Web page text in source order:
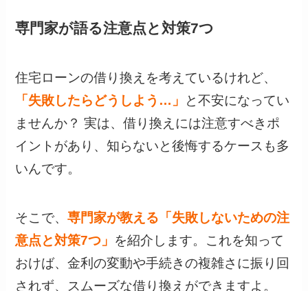
専門家が語る注意点と対策7つ
住宅ローンの借り換えを考えているけれど、
「失敗したらどうしよう…」
と不安になってい
ませんか？ 実は、借り換えには注意すべきポ
イントがあり、知らないと後悔するケースも多
いんです。
そこで、専門家が教える「失敗しないための注
意点と対策7つ」 を紹介します。これを知って
おけば、金利の変動や手続きの複雑さに振り回
されず、スムーズな借り換えができますよ。